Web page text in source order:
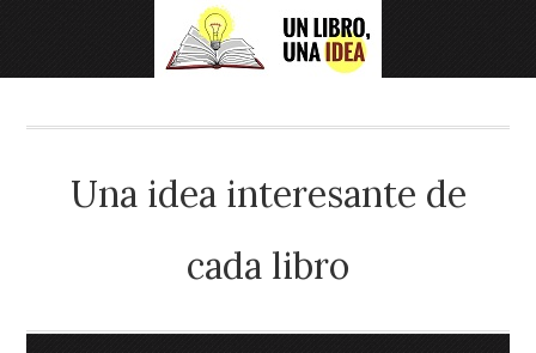
Una idea interesante de
cada libro